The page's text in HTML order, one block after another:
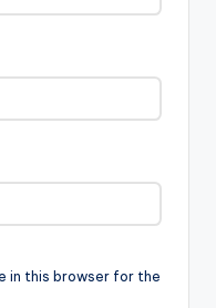
in this browser for the